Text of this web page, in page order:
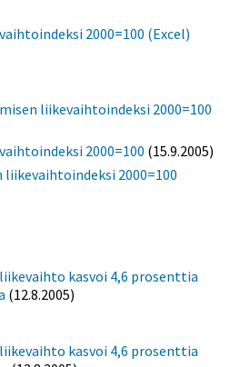
2000=100 (Excel)
liikevaihtoindeksi 2000=100
2000=100 (15.9.2005)
2000=100
kasvoi 4,6 prosenttia
(12.8.2005)
kasvoi 4,6 prosenttia